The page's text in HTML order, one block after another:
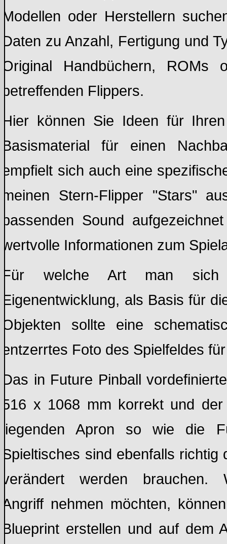
Modellen oder Herstellern
Daten zu Anzahl, Fertigung und
Original Handbüchern, ROMs
betreffenden Flippers.
Hier können Sie Ideen für
Basismaterial für einen
empfielt sich auch eine
meinen Stern-Flipper "Stars"
passenden Sound
wertvolle Informationen zum
Für welche Art man sich
Eigenentwicklung, als Basis für
Objekten sollte eine
entzerrtes Foto des Spielfeldes
Das in Future Pinball
516 x 1068 mm korrekt und
liegenden Apron so wie die
Spieltisches sind ebenfalls
verändert werden
Angriff nehmen möchten,
Blueprint erstellen und auf dem